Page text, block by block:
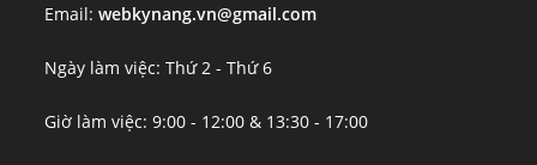
Email:webkynang.vn@gmail.com
Ngày làm việc: Thứ 2 - Thứ 6
Giờ làm việc: 9:00 - 12:00 & 13:30 - 17:00